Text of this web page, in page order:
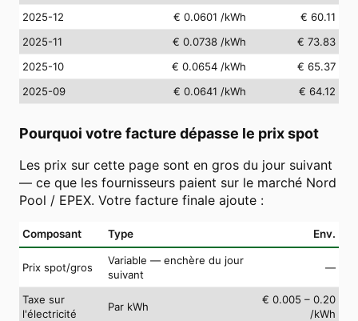
2025-12
€ 0.0601 /kWh
€ 60.11
2025-11
€ 0.0738 /kWh
€ 73.83
2025-10
€ 0.0654 /kWh
€ 65.37
2025-09
€ 0.0641 /kWh € 64.12
Pourquoi votre facture dépasse le prix spot
Les prix sur cette page sont en gros du jour suivant
— ce que les fournisseurs paient sur le marché Nord
Pool / EPEX. Votre facture finale ajoute :
Composant Type Env.
Prix spot/gros
Variable — enchère du jour
suivant
—
Taxe sur
l'électricité
Par kWh
€ 0.005 – 0.20
/kWh